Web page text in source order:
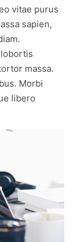
vitae purus
sapien,
massa.
Morbi
libero